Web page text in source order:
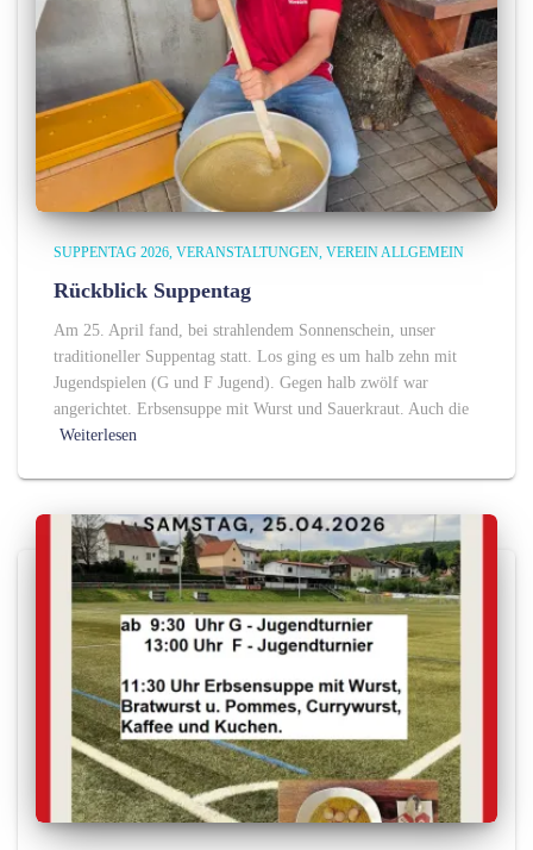
SUPPENTAG 2026 VERANSTALTUNGEN VEREIN ALLGEMEIN
Rückblick Suppentag
Am 25. April fand, bei strahlendem Sonnenschein, unser
traditioneller Suppentag statt. Los ging es um halb zehn mit
Jugendspielen (G und F Jugend). Gegen halb zwölf war
angerichtet. Erbsensuppe mit Wurst und Sauerkraut. Auch die
Weiterlesen